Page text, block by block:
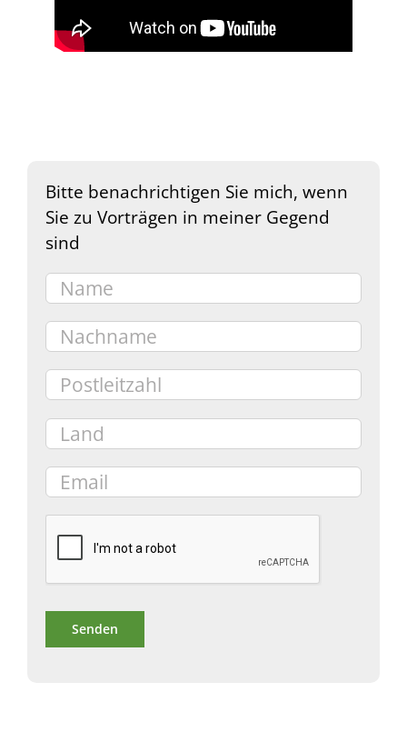
Bitte benachrichtigen Sie mich, wenn
Sie zu Vorträgen in meiner Gegend
sind